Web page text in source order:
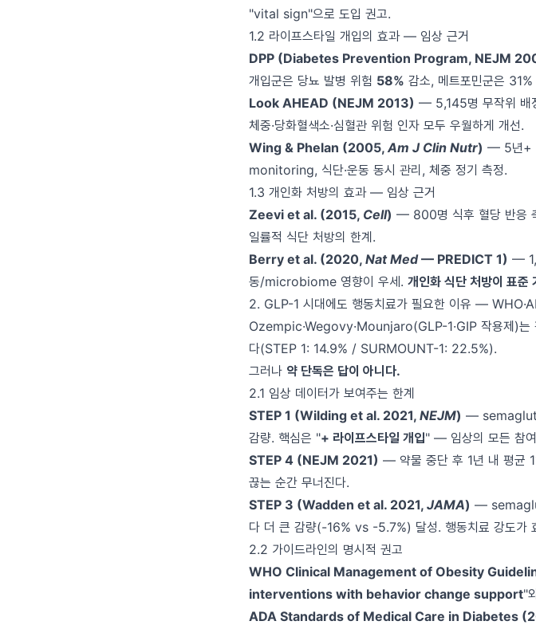
"vital sign"으로 도입 권고.
1.2 라이프스타일 개입의 효과 — 임상 근거
DPP (Diabetes Prevention Program, NEJM
개입군은 당뇨 발병 위험 58% 감소, 메트포민군은
Look AHEAD (NEJM 2013) — 5,145명 무작위 배
체중·당화혈색소·심혈관 위험 인자 모두 우월하게 개선.
Wing & Phelan (2005,Am J Clin Nutr) — 5년+
monitoring, 식단·운동 동시 관리, 체중 정기 측정.
1.3 개인화 처방의 효과 — 임상 근거
Zeevi et al. (2015, Cell) — 800명 식후 혈당 반응
일률적 식단 처방의 한계.
Berry et al. (2020, Nat Med— PREDICT 1) —
동/microbiome 영향이 우세. 개인화 식단 처방이 표준
2. GLP-1 시대에도 행동치료가 필요한 이유 —
Ozempic·Wegovy·Mounjaro(GLP-1·GIP 작용제)는
다(STEP 1: 14.9% / SURMOUNT-1: 22.5%).
그러나 약 단독은 답이 아니다.
2.1 임상 데이터가 보여주는 한계
STEP 1 (Wilding et al. 2021, NEJM) —
감량. 핵심은 "+ 라이프스타일 개입" — 임상의 모든 참여
STEP 4 (NEJM 2021) — 약물 중단 후 1년 내 평균
끊는 순간 무너진다.
STEP 3 (Wadden et al. 2021, JAMA) —
다 더 큰 감량(-16% vs -5.7%) 달성. 행동치료 강도가
2.2 가이드라인의 명시적 권고
WHO Clinical Management of Obesity
interventions with behavior change support"
ADA Standards of Medical Care in Diabetes